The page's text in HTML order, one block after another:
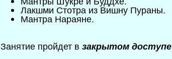
Лакшми Стотра из Вишну Пураны.
Мантра Нараяне.
Занятие пройдет в закрытом доступе